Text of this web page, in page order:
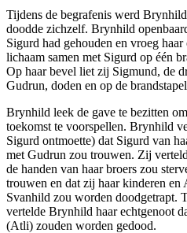
Tijdens de begrafenis werd
doodde zichzelf. Brynhild
Sigurd had gehouden en vroeg
lichaam samen met Sigurd op één
Op haar bevel liet zij Sigmund, de
Gudrun, doden en op de
Brynhild leek de gave te bezitten
toekomst te voorspellen. Brynhild
Sigurd ontmoette) dat Sigurd van
met Gudrun zou trouwen. Zij
de handen van haar broers zou
trouwen en dat zij haar kinderen
Svanhild zou worden doodgetrapt.
vertelde Brynhild haar echtgenoot
(Atli) zouden worden gedood.